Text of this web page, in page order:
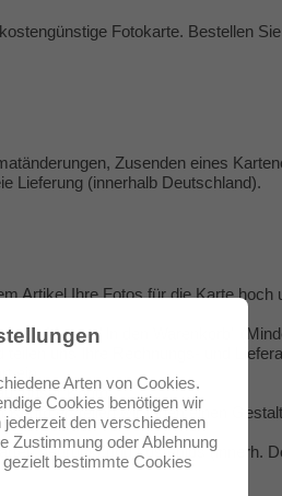
Arten von Cookies.
Cookies benötigen wir
den verschiedenen
Zustimmung oder Ablehnung
bestimmte Cookies
Fotokarte. Bestellen
Zusenden eines
Lieferung (innerhalb Deutschland).
Artikel Ihre Fotos für die Karte hoch
Menge "In den Warenkorb"
uns Ihre Rechnungs- und
ein.
unser Konto.
erstellen wir Ihnen einen
gedruckt und kostenlos (innerh.